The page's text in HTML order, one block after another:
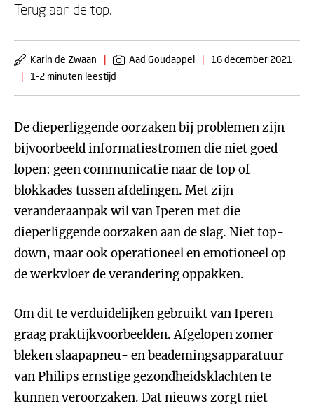
Terug aan de top.
Karin de Zwaan | Aad Goudappel |
16 december 2021
|
1-2 minuten leestijd
De dieperliggende oorzaken bij problemen zijn
bijvoorbeeld informatiestromen die niet goed
lopen: geen communicatie naar de top of
blokkades tussen afdelingen. Met zijn
veranderaanpak wil van Iperen met die
dieperliggende oorzaken aan de slag. Niet top-
down, maar ook operationeel en emotioneel op
de werkvloer de verandering oppakken.
Om dit te verduidelijken gebruikt van Iperen
graag praktijkvoorbeelden. Afgelopen zomer
bleken slaapapneu- en beademingsapparatuur
van Philips ernstige gezondheidsklachten te
kunnen veroorzaken. Dat nieuws zorgt niet